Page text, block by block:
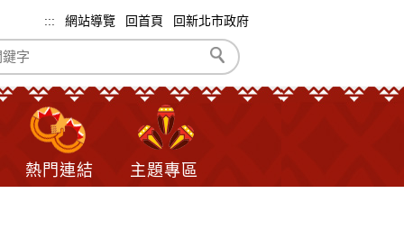
::: 網站導覽 回首頁 回新北市政府
熱門連結 主題專區